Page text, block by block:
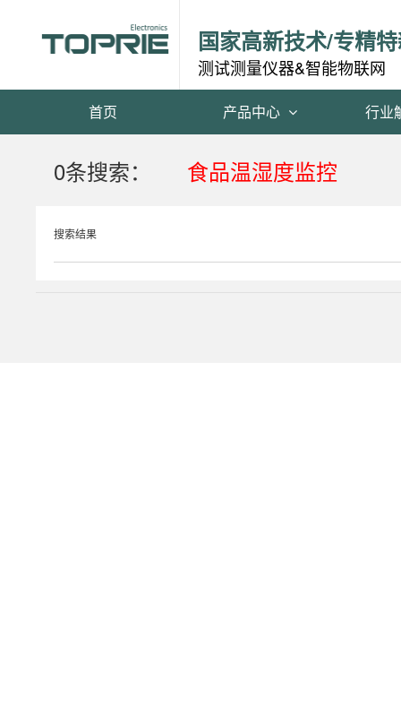
国家高新技术/专精
测试测量仪器&智能物联网
首页 产品中心 行业
0条搜索： 食品温湿度监控
搜索结果